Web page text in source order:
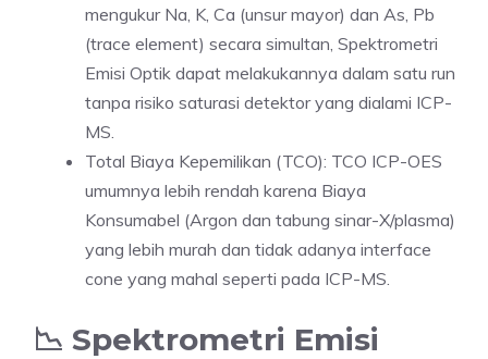
mengukur Na, K, Ca (unsur mayor) dan As, Pb
(trace element) secara simultan, Spektrometri
Emisi Optik dapat melakukannya dalam satu run
tanpa risiko saturasi detektor yang dialami ICP-
MS.
Total Biaya Kepemilikan (TCO): TCO ICP-OES
umumnya lebih rendah karena Biaya
Konsumabel (Argon dan tabung sinar-X/plasma)
yang lebih murah dan tidak adanya interface
cone yang mahal seperti pada ICP-MS.
📉 Spektrometri Emisi